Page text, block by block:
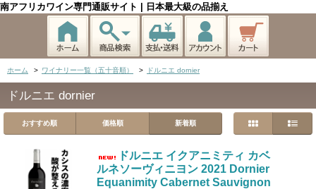
南アフリカワイン専門通販サイト | 日本最大級の品揃え
ホーム > ワイナリー一覧（五十音順） > ドルニエ dornier
ドルニエ dornier
おすすめ順 価格順 新着順
ドルニエ イクアニミティ カベ
ルネソーヴィニヨン 2021 Dornier
Equanimity Cabernet Sauvignon